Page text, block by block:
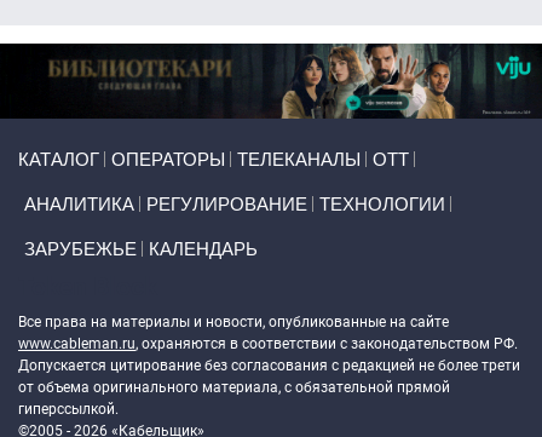
КАТАЛОГ ОПЕРАТОРЫ ТЕЛЕКАНАЛЫ ОТТ
АНАЛИТИКА РЕГУЛИРОВАНИЕ ТЕХНОЛОГИИ
ЗАРУБЕЖЬЕ КАЛЕНДАРЬ
Все права на материалы и новости, опубликованные на сайте
www.cableman.ru, охраняются в соответствии с законодательством РФ.
Допускается цитирование без согласования с редакцией не более трети
от объема оригинального материала, с обязательной прямой
гиперссылкой.
©2005 - 2026 «Кабельщик»